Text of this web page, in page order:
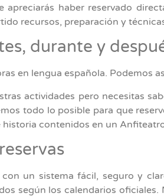
apreciarás haber reservado
recursos, preparación y
durante y
en lengua española. Podemos
actividades pero necesitas
todo lo posible para que
historia contenidos en un
con un sistema fácil, seguro y
según los calendarios